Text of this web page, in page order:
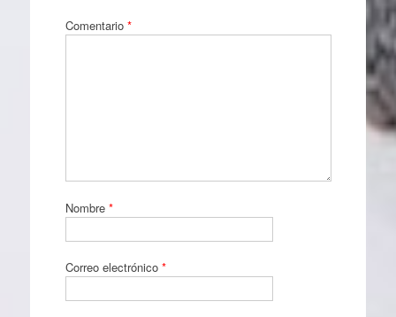
Comentario *
Nombre *
Correo electrónico *